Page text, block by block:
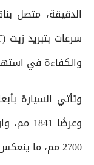
والكفاءة في
2700 مم، ما ينعكس على رحابة المقصورة وثبات القيادة.